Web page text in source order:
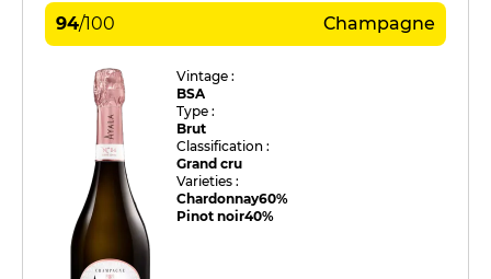
94/100 Champagne
Vintage :
BSA
Type :
Brut
Classification :
Grand cru
Varieties :
Chardonnay60%
Pinot noir40%